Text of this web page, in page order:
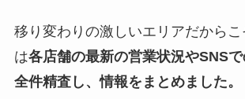
移り変わりの激しいエリアだから
は各店舗の最新の営業状況やSNS
全件精査し、情報をまとめました。